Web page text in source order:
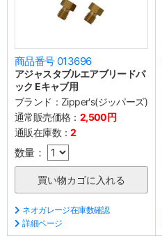
商品番号 013696
アジャスタブルエアブリードパ
ック Eキャブ用
ブランド： Zipper's(ジッパーズ)
通常販売価格： 2,500円
通販在庫数：2
数量：
ネオガレージ在庫数確認
詳細ページ